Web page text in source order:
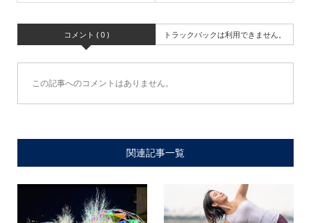
コメント ( 0 ) トラックバックは利用できません。
この記事へのコメントはありません。
関連記事一覧